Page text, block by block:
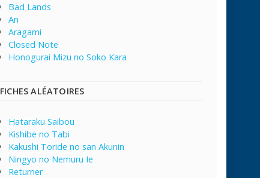
Bad Lands
An
Aragami
Closed Note
Honogurai Mizu no Soko Kara
FICHES ALÉATOIRES
Hataraku Saibou
Kishibe no Tabi
Kakushi Toride no san Akunin
Ningyo no Nemuru Ie
Returner